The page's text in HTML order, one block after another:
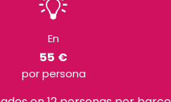
En
55 €
por persona